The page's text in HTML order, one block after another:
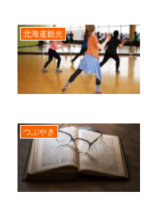
北海道観光
つぶやき